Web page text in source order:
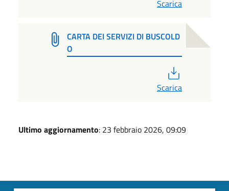
Scarica
CARTA DEI SERVIZI DI BUSCOLD
O
Scarica
Ultimo aggiornamento: 23 febbraio 2026, 09:09